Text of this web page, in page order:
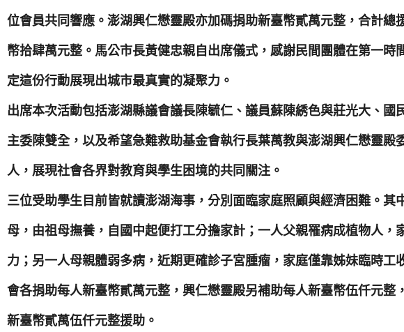
位會員共同響應。澎湖興仁懋靈殿亦加碼捐助新臺幣貳萬元整，合計總
幣拾肆萬元整。馬公市長黃健忠親自出席儀式，感謝民間團體在第一時
定這份行動展現出城市最真實的凝聚力。
出席本次活動包括澎湖縣議會議長陳毓仁、議員蘇陳綉色與莊光大、國
主委陳雙全，以及希望急難救助基金會執行長葉萬教與澎湖興仁懋靈殿
人，展現社會各界對教育與學生困境的共同關注。
三位受助學生目前皆就讀澎湖海事，分別面臨家庭照顧與經濟困難。其
母，由祖母撫養，自國中起便打工分擔家計；一人父親罹病成植物人，
力；另一人母親體弱多病，近期更確診子宮腫瘤，家庭僅靠姊妹臨時工
會各捐助每人新臺幣貳萬元整，興仁懋靈殿另補助每人新臺幣伍仟元整
新臺幣貳萬伍仟元整援助。